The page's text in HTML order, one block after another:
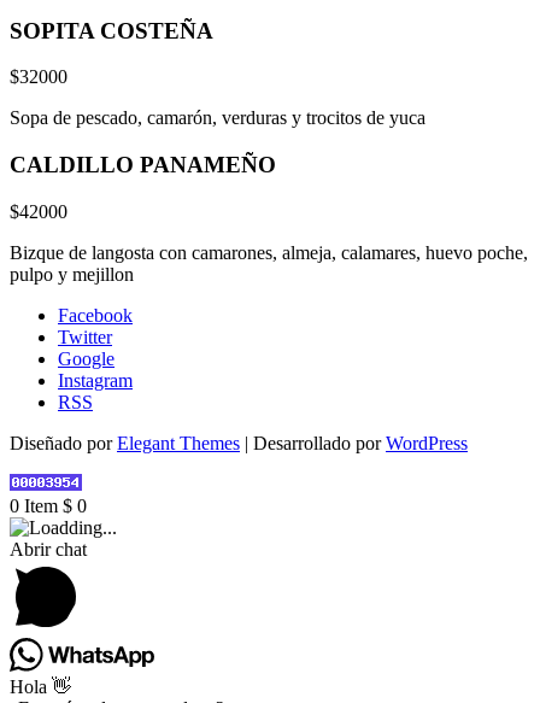
SOPITA COSTEÑA
$32000
Sopa de pescado, camarón, verduras y trocitos de yuca
CALDILLO PANAMEÑO
$42000
Bizque de langosta con camarones, almeja, calamares, huevo poche,
pulpo y mejillon
Facebook
Twitter
Google
Instagram
RSS
Diseñado porElegant Themes | Desarrollado porWordPress
0 Item $ 0
Abrir chat
Hola 👋